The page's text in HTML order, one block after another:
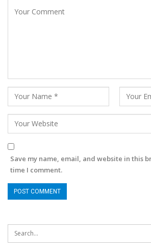
Save my name, email, and website in this
time I comment.